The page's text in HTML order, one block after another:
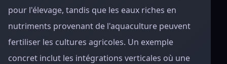
pour l'élevage, tandis que les eaux riches en
nutriments provenant de l'aquaculture peuvent
fertiliser les cultures agricoles. Un exemple
concret inclut les intégrations verticales où une